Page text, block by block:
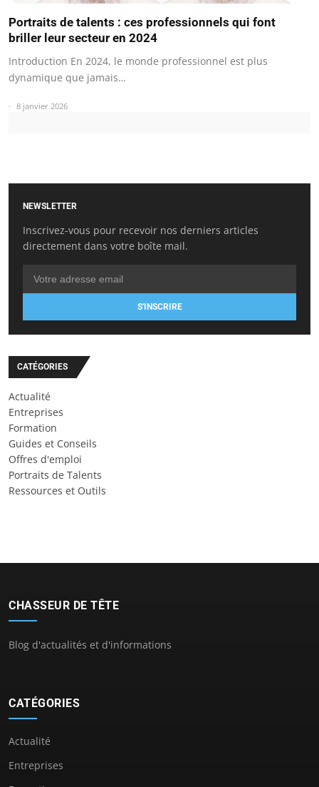
Portraits de talents : ces professionnels qui font
briller leur secteur en 2024
Introduction En 2024, le monde professionnel est plus
dynamique que jamais…
8 janvier 2026
NEWSLETTER
Inscrivez-vous pour recevoir nos derniers articles
directement dans votre boîte mail.
S'INSCRIRE
CATÉGORIES
Actualité
Entreprises
Formation
Guides et Conseils
Offres d'emploi
Portraits de Talents
Ressources et Outils
CHASSEUR DE TÊTE
Blog d'actualités et d'informations
CATÉGORIES
Actualité
Entreprises